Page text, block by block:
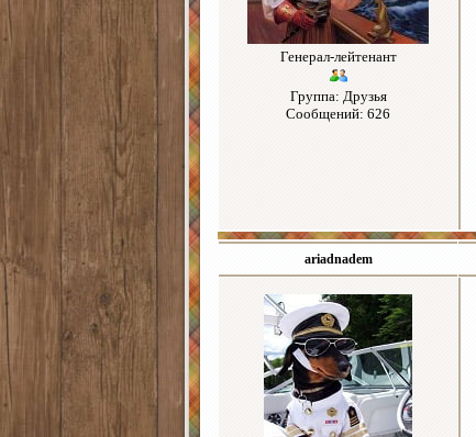
Генерал-лейтенант
Группа: Друзья
Сообщений: 626
ariadnadem